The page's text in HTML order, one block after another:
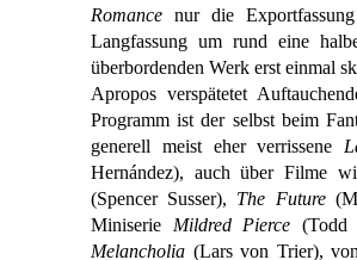
Romance nur die
Langfassung um rund eine
überbordenden Werk erst einmal
Apropos verspätetet
Programm ist der selbst beim
generell meist eher verrissene
Hernández), auch über Filme
(Spencer Susser), The Future
Miniserie Mildred Pierce (Todd
Melancholia (Lars von Trier),